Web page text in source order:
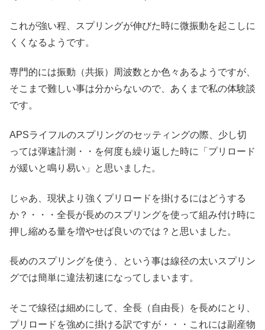
これが強い程、スプリングが伸びた時に微振動を起こしに
くくなるようです。
専門的には振動（共振）周波数とか色々あるようですが、
そこまで難しい事は分からないので、あくまで私の体験談
です。
APSライフルのスプリングのセッティングの際、少し切
っては弾速計測・・を何度も繰り返した時に「プリロード
が緩いと鳴り易い」と思いました。
じゃあ、現状より強くプリロードを掛けるにはどうする
か？・・・全長が長めのスプリングを使って組み付け時に
押し縮める量を増やせば良いのでは？と思いました。
長めのスプリングを使う、という事は線径の太いスプリン
グでは簡単に違法初速になってしまいます。
そこで線径は細めにして、全長（自由長）を長めにとり、
プリロードを強めに掛ける訳ですが・・・これには副産物